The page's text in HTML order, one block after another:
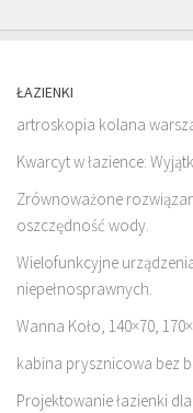
ŁAZIENKI
artroskopia kolana
Kwarcyt w łazience:
Zrównoważone
oszczędność wody.
Wielofunkcyjne
niepełnosprawnych.
Wanna Koło, 140×70,
kabina prysznicowa bez
Projektowanie łazienki